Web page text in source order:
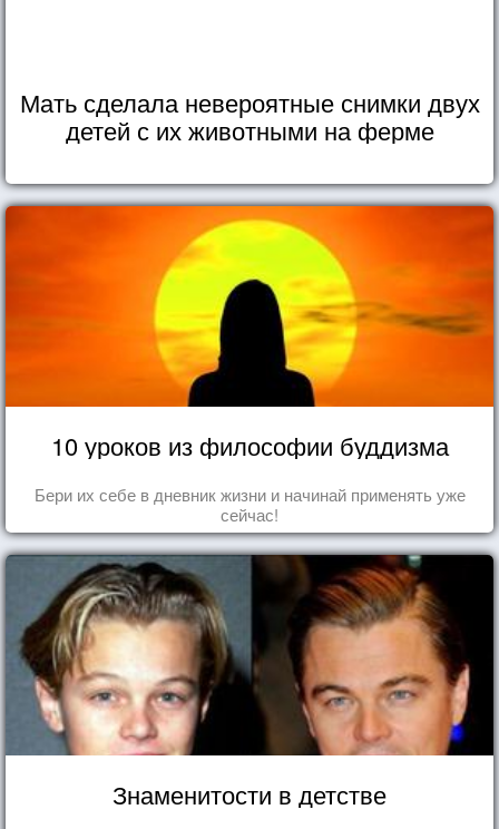
Мать сделала невероятные снимки двух
детей с их животными на ферме
10 уроков из философии буддизма
Бери их себе в дневник жизни и начинай применять уже
сейчас!
Знаменитости в детстве